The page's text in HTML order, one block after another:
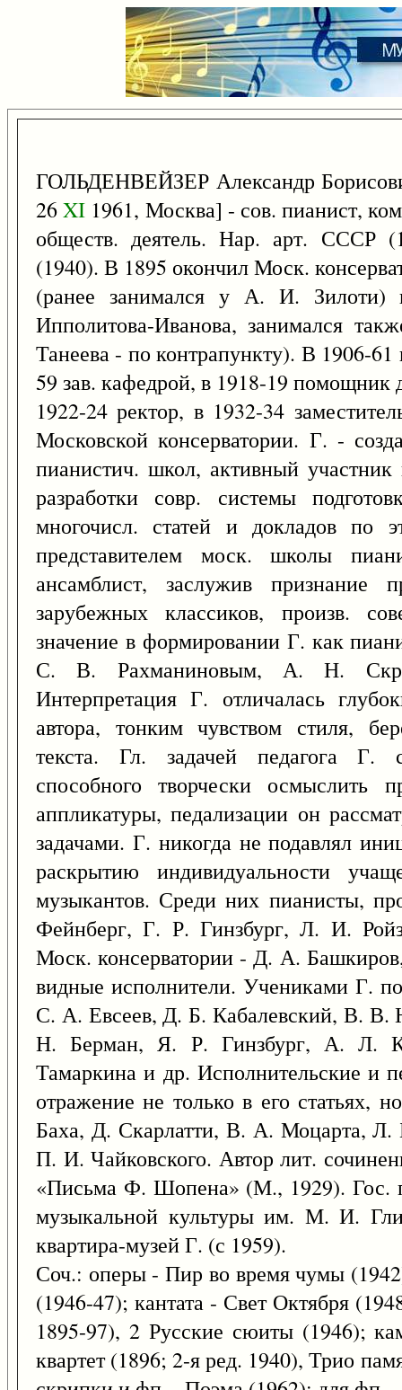
ГОЛЬДЕНВЕЙЗЕР Александр
26XI 1961, Москва] - сов. пианист,
обществ. деятель. Нар. арт. СССР
(1940). В 1895 окончил Моск.
(ранее занимался у А. И.
Ипполитова-Иванова, занимался
Танеева - по контрапункту). В 1906-
59 зав. кафедрой, в 1918-19 помощник
1922-24 ректор, в 1932-34
Московской консерватории. Г. -
пианистич. школ, активный
разработки совр. системы
многочисл. статей и докладов
представителем моск. школы
ансамблист, заслужив признание
зарубежных классиков, произв.
значение в формировании Г. как
С. В. Рахманиновым, А. Н.
Интерпретация Г. отличалась
автора, тонким чувством стиля,
текста. Гл. задачей педагога Г.
способного творчески осмыслить
аппликатуры, педализации он
задачами. Г. никогда не подавлял
раскрытию индивидуальности
музыкантов. Среди них пианисты,
Фейнберг, Г. Р. Гинзбург, Л. И.
Моск. консерватории - Д. А.
видные исполнители. Учениками Г.
С. А. Евсеев, Д. Б. Кабалевский, В.
Н. Берман, Я. Р. Гинзбург, А. Л.
Тамаркина и др. Исполнительские и
отражение не только в его статьях,
Баха, Д. Скарлатти, В. А. Моцарта,
П. И. Чайковского. Автор лит.
«Письма Ф. Шопена» (М., 1929). Гос.
музыкальной культуры им. М. И.
квартира-музей Г. (с 1959).
Соч.: оперы - Пир во время чумы
(1946-47); кантата - Свет Октября
1895-97), 2 Русские сюиты (1946);
квартет (1896; 2-я ред. 1940), Трио